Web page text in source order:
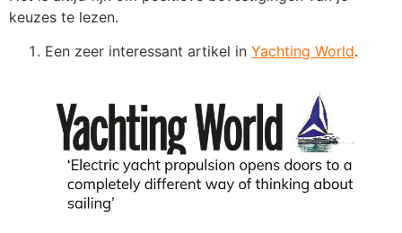
keuzes te lezen.
Een zeer interessant artikel in Yachting World.